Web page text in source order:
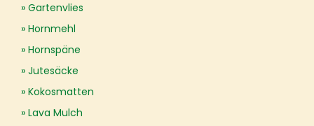
Gartenvlies
Hornmehl
Hornspäne
Jutesäcke
Kokosmatten
Lava Mulch